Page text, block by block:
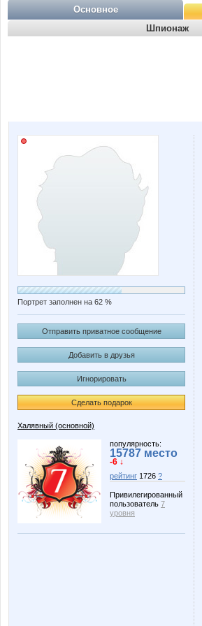
Основное
Шпионаж
Портрет заполнен на 62 %
Отправить приватное сообщение
Добавить в друзья
Игнорировать
Сделать подарок
Халявный (основной)
популярность:
15787 место
-6 ↓
рейтинг 1726 ?
Привилегированный
пользователь 7
уровня